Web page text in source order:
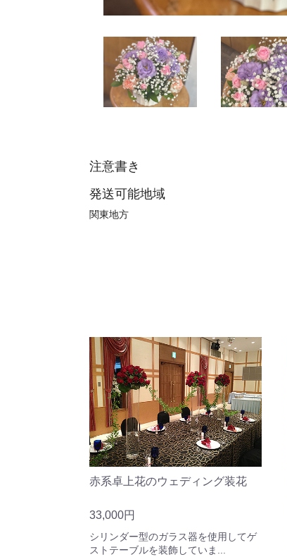
注意書き
発送可能地域
関東地方
赤系卓上花のウェディング装花
33,000円
シリンダー型のガラス器を使用してゲ
ストテーブルを装飾していま...